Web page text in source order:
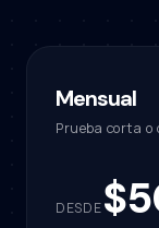
Mensual
Prueba corta o
DESDE